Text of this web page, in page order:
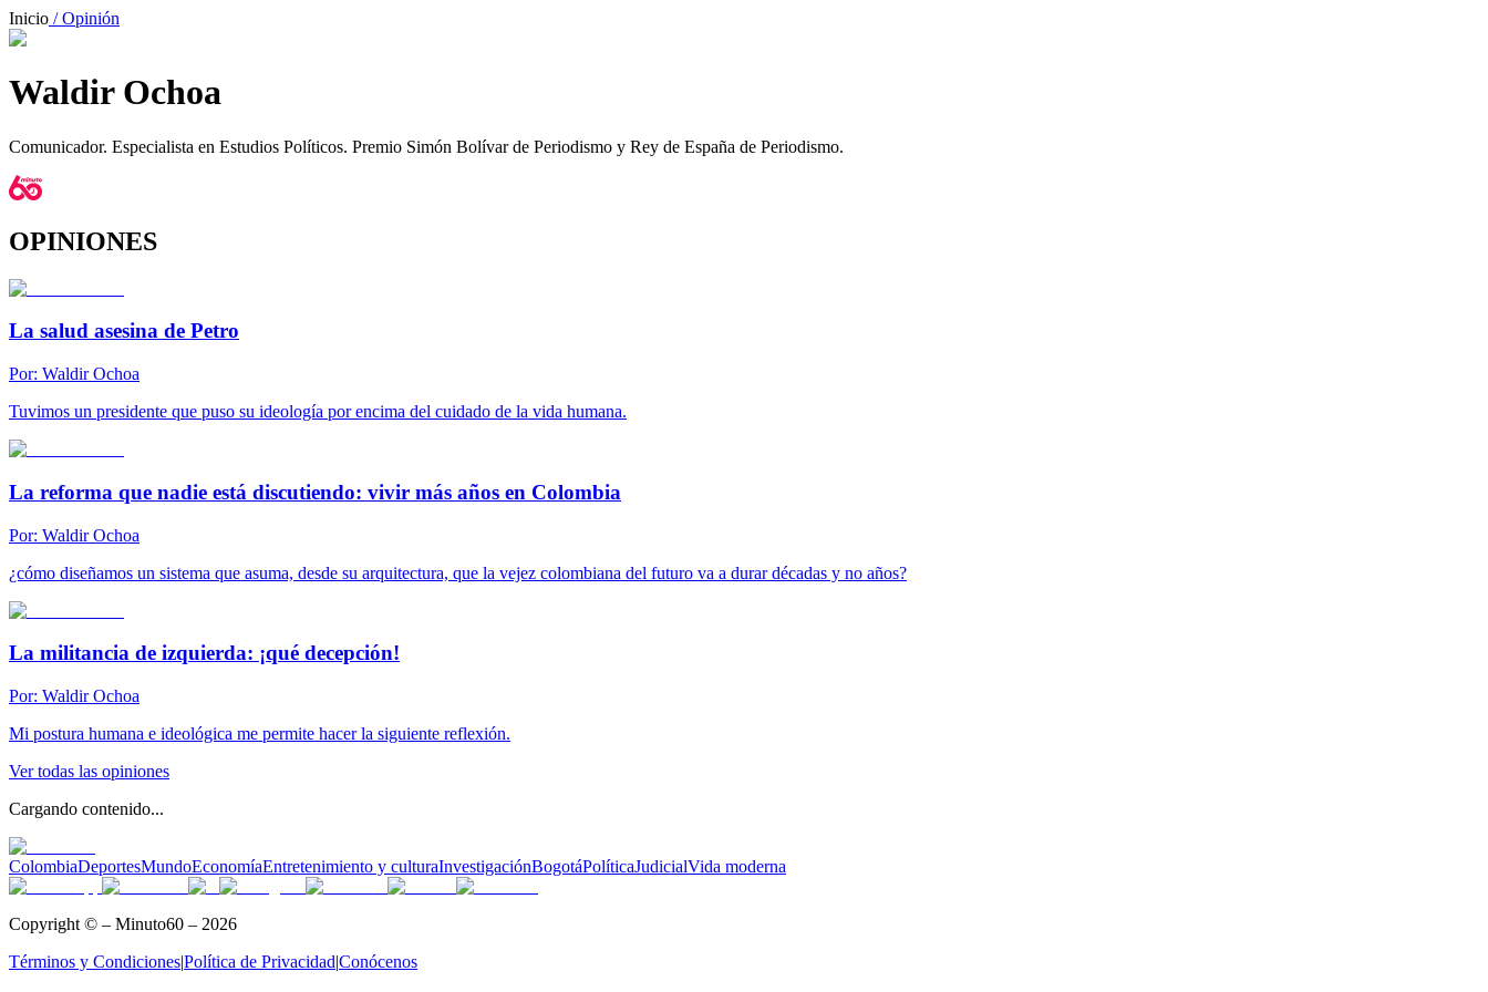
Inicio / Opinión
Waldir Ochoa
Comunicador. Especialista en Estudios Políticos. Premio Simón Bolívar de Periodismo y Rey de España de Periodismo.
OPINIONES
La salud asesina de Petro
Por: Waldir Ochoa
Tuvimos un presidente que puso su ideología por encima del cuidado de la vida humana.
La reforma que nadie está discutiendo: vivir más años en Colombia
Por: Waldir Ochoa
¿cómo diseñamos un sistema que asuma, desde su arquitectura, que la vejez colombiana del futuro va a durar décadas y no años?
La militancia de izquierda: ¡qué decepción!
Por: Waldir Ochoa
Mi postura humana e ideológica me permite hacer la siguiente reflexión.
Ver todas las opiniones
Cargando contenido...
ColombiaDeportesMundoEconomíaEntretenimiento y culturaInvestigaciónBogotáPolíticaJudicialVida moderna
Copyright © – Minuto60 – 2026
Términos y Condiciones|Política de Privacidad|Conócenos